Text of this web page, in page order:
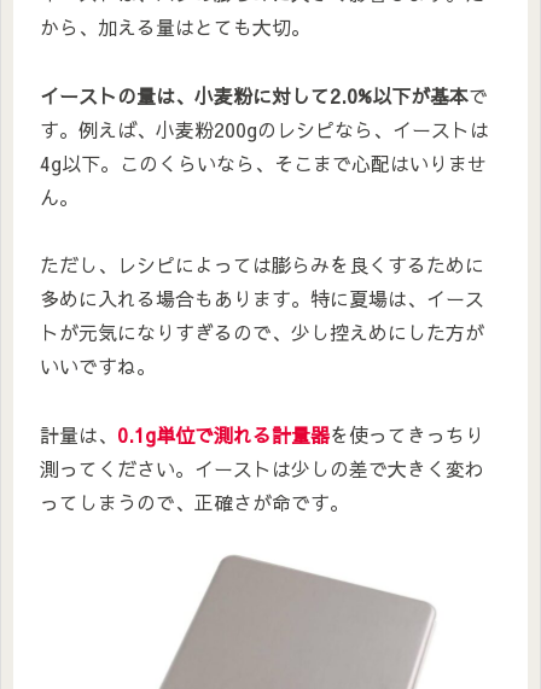
から、加える量はとても大切。
イーストの量は、小麦粉に対して2.0%以下が基本で
す。例えば、小麦粉200gのレシピなら、イーストは
4g以下。このくらいなら、そこまで心配はいりませ
ん。
ただし、レシピによっては膨らみを良くするために
多めに入れる場合もあります。特に夏場は、イース
トが元気になりすぎるので、少し控えめにした方が
いいですね。
計量は、 0.1g単位で測れる計量器を使ってきっちり
測ってください。イーストは少しの差で大きく変わ
ってしまうので、正確さが命です。